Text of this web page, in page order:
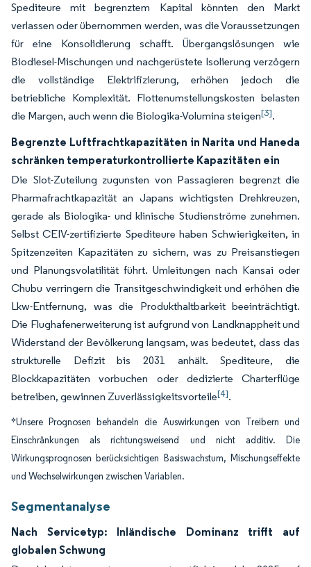
Spediteure mit begrenztem Kapital könnten den Markt
verlassen oder übernommen werden, was die Voraussetzungen
für eine Konsolidierung schafft. Übergangslösungen wie
Biodiesel-Mischungen und nachgerüstete Isolierung verzögern
die vollständige Elektrifizierung, erhöhen jedoch die
betriebliche Komplexität. Flottenumstellungskosten belasten
die Margen, auch wenn die Biologika-Volumina steigen[3].
Begrenzte Luftfrachtkapazitäten in Narita und Haneda
schränken temperaturkontrollierte Kapazitäten ein
Die Slot-Zuteilung zugunsten von Passagieren begrenzt die
Pharmafrachtkapazität an Japans wichtigsten Drehkreuzen,
gerade als Biologika- und klinische Studienströme zunehmen.
Selbst CEIV-zertifizierte Spediteure haben Schwierigkeiten, in
Spitzenzeiten Kapazitäten zu sichern, was zu Preisanstiegen
und Planungsvolatilität führt. Umleitungen nach Kansai oder
Chubu verringern die Transitgeschwindigkeit und erhöhen die
Lkw-Entfernung, was die Produkthaltbarkeit beeinträchtigt.
Die Flughafenerweiterung ist aufgrund von Landknappheit und
Widerstand der Bevölkerung langsam, was bedeutet, dass das
strukturelle Defizit bis 2031 anhält. Spediteure, die
Blockkapazitäten vorbuchen oder dedizierte Charterflüge
betreiben, gewinnen Zuverlässigkeitsvorteile[4].
*Unsere Prognosen behandeln die Auswirkungen von Treibern und
Einschränkungen als richtungsweisend und nicht additiv. Die
Wirkungsprognosen berücksichtigen Basiswachstum, Mischungseffekte
und Wechselwirkungen zwischen Variablen.
Segmentanalyse
Nach Servicetyp: Inländische Dominanz trifft auf
globalen Schwung